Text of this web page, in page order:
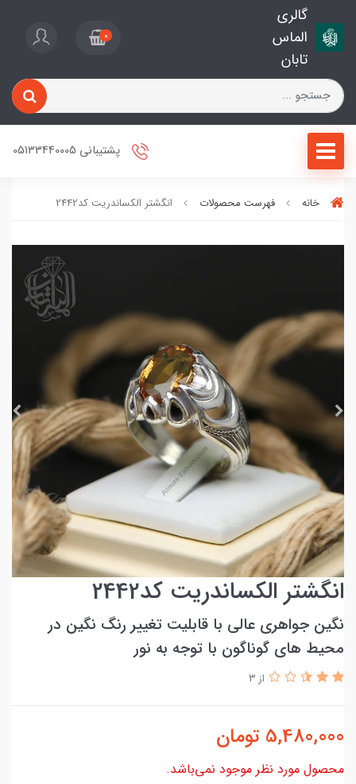
گالری
الماس
تابان
0
پشتیبانی 05133440005
خانه فهرست محصولات انگشتر الکساندریت کد2442
انگشتر الکساندریت کد2442
نگین جواهری عالی با قابلیت تغییر رنگ نگین در
محیط های گوناگون با توجه به نور
از 3
5,480,000 تومان
محصول مورد نظر موجود نمی‌باشد.